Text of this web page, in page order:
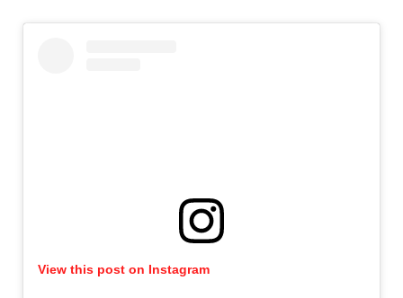
View this post on Instagram